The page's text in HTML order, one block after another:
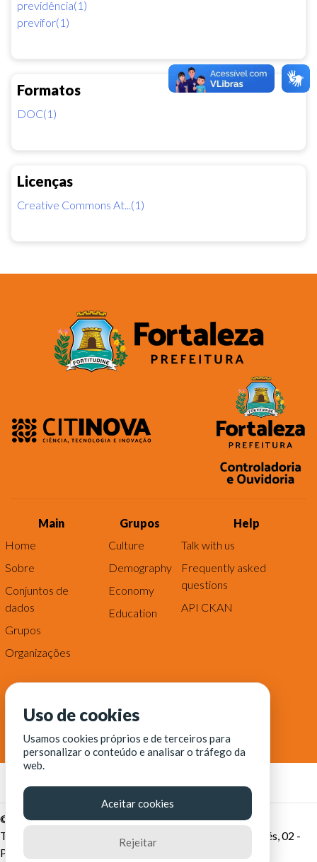
previdência(1)
previfor(1)
Formatos
DOC(1)
Licenças
Creative Commons At...(1)
Main
Home
Sobre
Conjuntos de
dados
Grupos
Organizações
Grupos
Culture
Demography
Economy
Education
Help
Talk with us
Frequently asked
questions
API CKAN
© Fortaleza Digital || CITINOVA - Fundação de Ciência,
Tecnologia e Inovação de Fortaleza - Rua dos Tremembés, 02 -
Praia de Iracema - Fortaleza-CE
Uso de cookies
Usamos cookies próprios e de terceiros para
personalizar o conteúdo e analisar o tráfego da
web.
Aceitar cookies
Rejeitar